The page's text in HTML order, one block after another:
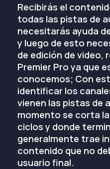
Recibirás el
todas las pistas de
necesitarás ayuda
y luego de esto
de edición de video,
Premier Pro ya que
conocemos; Con
identificar los
vienen las pistas de
momento se corta
ciclos y donde
generalmente trae
contenido que no
usuario final.